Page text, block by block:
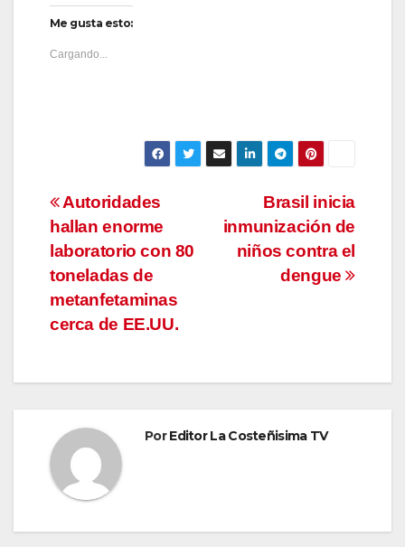
Me gusta esto:
Cargando...
Navegación
de
entradas
Brasil inicia
inmunización de
niños contra el
dengue
Autoridades
hallan enorme
laboratorio con 80
toneladas de
metanfetaminas
cerca de EE.UU.
PorEditor La Costeñisima TV